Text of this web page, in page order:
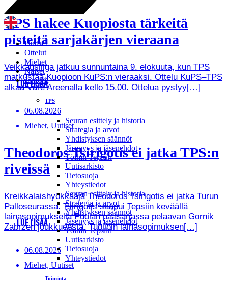
Uutiset
Ottelut
Miehet
Naiset
Juniorit
TPS
Seuran esittely ja historia
Strategia ja arvot
Yhdistyksen säännöt
Jäsenyys ja jäsenehdot
Töihin Tepsiin
Uutisarkisto
Tietosuoja
Yhteystiedot
Seuran esittely ja historia
Strategia ja arvot
Yhdistyksen säännöt
Jäsenyys ja jäsenehdot
Töihin Tepsiin
Uutisarkisto
Tietosuoja
Yhteystiedot
Toiminta
TPS hakee Kuopiosta tärkeitä
pisteitä sarjakärjen vieraana
Veikkausliiga jatkuu sunnuntaina 9. elokuuta, kun TPS
matkustaa Kuopioon KuPS:n vieraaksi. Ottelu KuPS–TPS
alkaa Väre Areenalla kello 15.00. Ottelua pystyy[…]
LUE LISÄÄ
06.08.2026
Miehet, Uutiset
Theodoros Tsirigotis ei jatka TPS:n
riveissä
Kreikkalaishyökkääjä Theodoros Tsirigotis ei jatka Turun
Palloseurassa. Tsirigotis saapui Tepsiin keväällä
lainasopimuksella Puolan pääsarjassa pelaavan Gornik
Zabrzen joukkueesta. Tuolloin lainasopimuksen[…]
LUE LISÄÄ
06.08.2026
Miehet, Uutiset